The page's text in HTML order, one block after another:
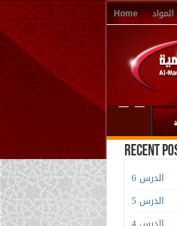
Home
Recent
الدرس 6
الدرس 5